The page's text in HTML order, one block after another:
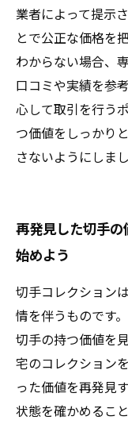
業者によって提示
とで公正な価格を
わからない場合、
口コミや実績を参
心して取引を行う
つ価値をしっかり
さないようにしまし
再発見した切手
始めよう
切手コレクション
情を伴うものです
切手の持つ価値を
宅のコレクション
った価値を再発見
状態を確かめるこ